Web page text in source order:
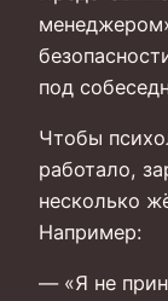
под
Чтобы
работало,
несколько
Например:
— «Я не